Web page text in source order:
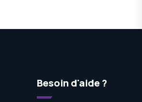
Besoin d'aide ?